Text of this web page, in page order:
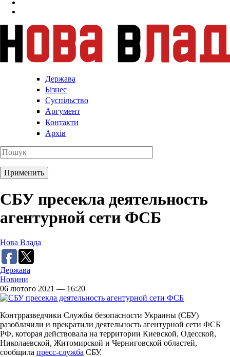
Держава
Бізнес
Суспільство
Аргумент
Контакти
Архів
СБУ пресекла деятельность
агентурной сети ФСБ
Нова Влада
Держава
Новини
06 лютого 2021 — 16:20
Контрразведчики Службы безопасности Украины (СБУ)
разоблачили и прекратили деятельность агентурной сети ФСБ
РФ, которая действовала на территории Киевской, Одесской,
Николаевской, Житомирской и Черниговской областей,
сообщила пресс-служба СБУ.